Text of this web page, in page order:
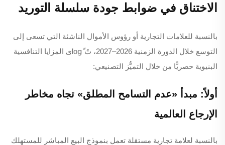
الاختناق في ضوابط جودة سلسلة التوريد
بالنسبة للعلامات التجارية أو رؤوس الأموال الناشئة التي تسعى إلى
التوسع خلال الدورة الزمنية 2026–2027، تُ logَّى المزايا التنافسية
البنيوية حصريًّا من خلال التميُّز التصنيعي:
أولاً: مبدأ «عدم التسامح المطلق» تجاه مخاطر
الإرجاع العالمية
بالنسبة لعلامة تجارية مستقلة تعمل بنموذج البيع المباشر للمستهلك